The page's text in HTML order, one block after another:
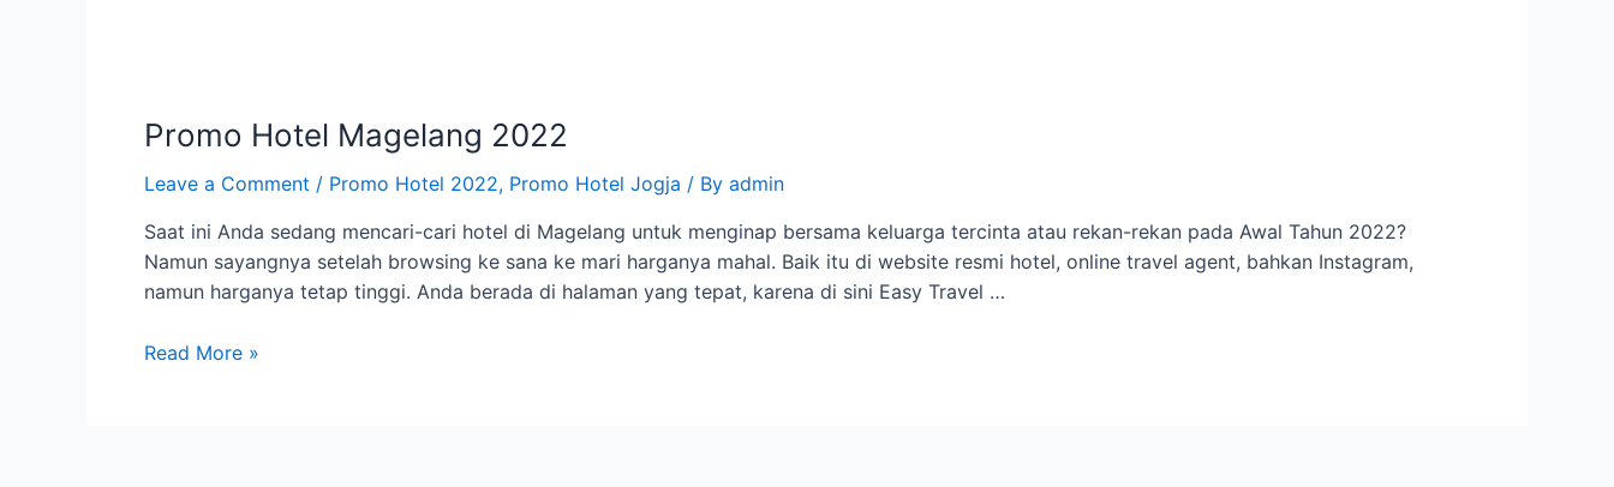
Promo Hotel Magelang 2022
Leave a Comment / Promo Hotel 2022, Promo Hotel Jogja / By admin
Saat ini Anda sedang mencari-cari hotel di Magelang untuk menginap bersama keluarga tercinta atau rekan-rekan pada Awal Tahun 2022?
Namun sayangnya setelah browsing ke sana ke mari harganya mahal. Baik itu di website resmi hotel, online travel agent, bahkan Instagram,
namun harganya tetap tinggi. Anda berada di halaman yang tepat, karena di sini Easy Travel …
Promo
Read More »